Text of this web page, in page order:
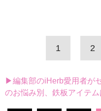
1 2
▶編集部のiHerb愛用者が
のお悩み別、鉄板アイテム